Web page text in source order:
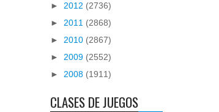
► 2012 (2736)
► 2011 (2868)
► 2010 (2867)
► 2009 (2552)
► 2008 (1911)
CLASES DE JUEGOS